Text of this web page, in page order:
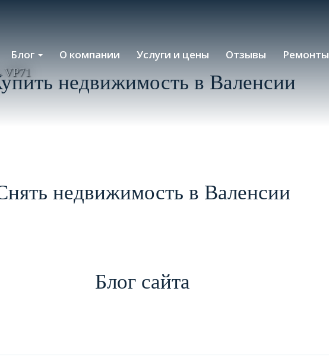
Блог О компании Услуги и цены Отзывы Ремонты
недвижимость в Валенсии
недвижимость в Валенсии
Блог сайта